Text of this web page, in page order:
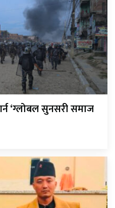
‘ग्लोबल सुनसरी समाज